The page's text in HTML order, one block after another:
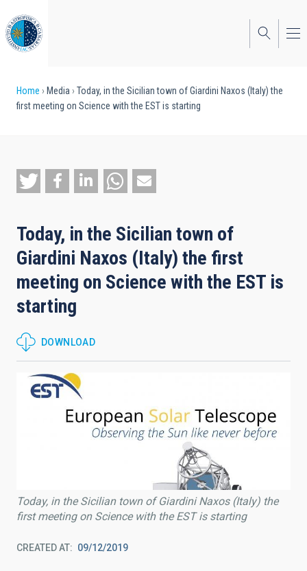
to
main
content
Breadcrumb
Home Media
Today, in the Sicilian town of Giardini Naxos (Italy) the
first meeting on Science with the EST is starting
Today, in the Sicilian town of
Giardini Naxos (Italy) the first
meeting on Science with the EST is
starting
DOWNLOAD
Today, in the Sicilian town of Giardini Naxos (Italy) the
first meeting on Science with the EST is starting
CREATED AT 09/12/2019